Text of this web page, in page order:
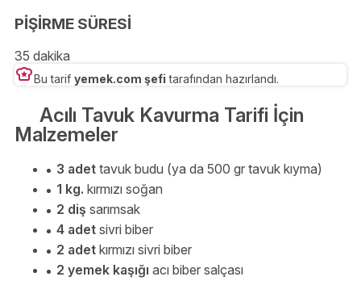
PİŞİRME SÜRESİ
35 dakika
Bu tarif yemek.com şefi tarafından hazırlandı.
Acılı Tavuk Kavurma Tarifi İçin
Malzemeler
3 adet tavuk budu (ya da 500 gr tavuk kıyma)
1 kg. kırmızı soğan
2 diş sarımsak
4 adet sivri biber
2 adet kırmızı sivri biber
2 yemek kaşığı acı biber salçası